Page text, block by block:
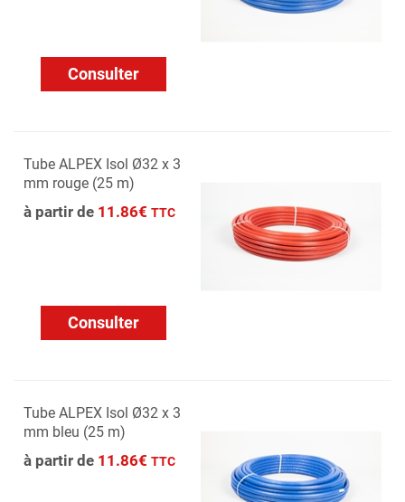
Consulter
Tube ALPEX Isol Ø32 x 3
mm rouge (25 m)
à partir de 11.86€ TTC
Consulter
Tube ALPEX Isol Ø32 x 3
mm bleu (25 m)
à partir de 11.86€ TTC